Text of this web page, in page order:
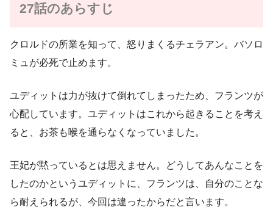
27話のあらすじ
クロルドの所業を知って、怒りまくるチェラアン。バソロ
ミュが必死で止めます。
ユディットは力が抜けて倒れてしまったため、フランツが
心配しています。ユディットはこれから起きることを考え
ると、お茶も喉を通らなくなっていました。
王妃が黙っているとは思えません。どうしてあんなことを
したのかというユディットに、フランツは、自分のことな
ら耐えられるが、今回は違ったからだと言います。